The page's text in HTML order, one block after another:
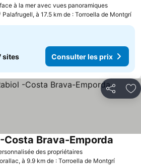
à la mer avec vues panoramiques
Palafrugell, à 17.5 km de : Torroella de Montgrí
sites Consulter les prix
Partager
des propriétaires
Costa Brava-Emporda
à 9.9 km de : Torroella de Montgrí